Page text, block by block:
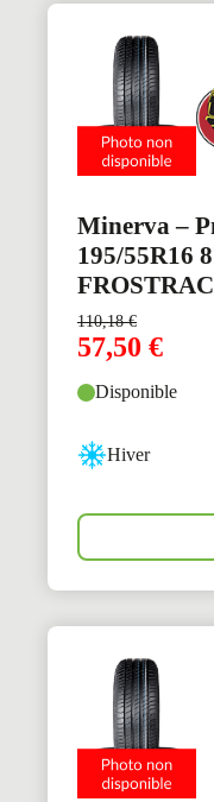
Minerva –
195/55R16
110,18€
57,50 €
Disponible
Hiver